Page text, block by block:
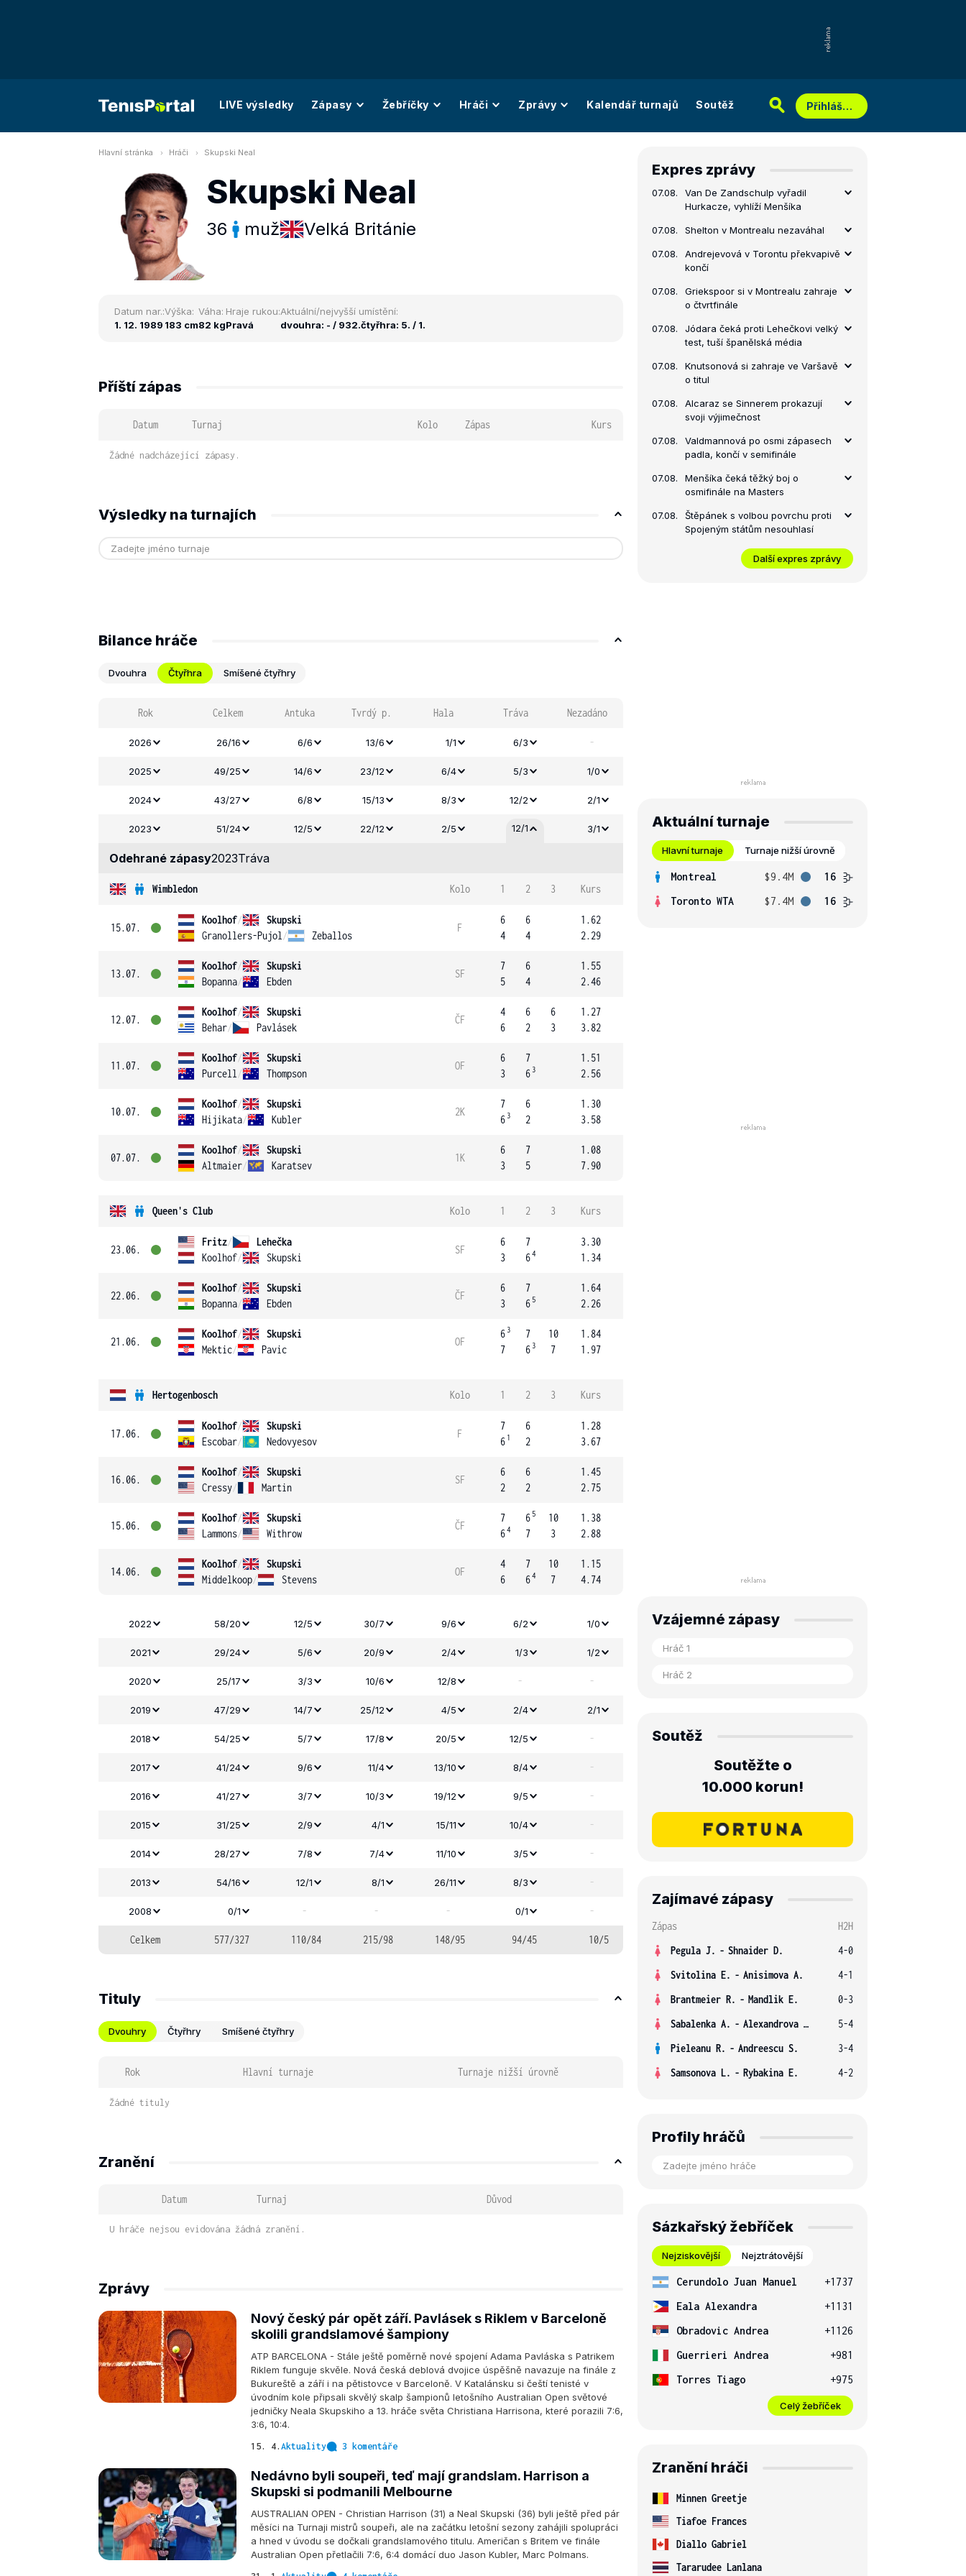
LIVE výsledky Zápasy Žebříčky Hráči Zprávy Kalendář turnajů Soutěž Přihlášení
Hlavní stránka Hráči Skupski Neal
Skupski Neal
36 muž Velká Británie
Datum nar.:
1. 12. 1989
Výška:
183 cm
Váha:
82 kg
Hraje rukou:
Pravá
Aktuální/nejvyšší umístění:
dvouhra: - / 932.čtyřhra: 5. / 1.
Příští zápas
Datum Turnaj Kolo Zápas Kurs
Žádné nadcházející zápasy.
Výsledky na turnajích
Bilance hráče
Dvouhra Čtyřhra Smíšené čtyřhry
Rok Celkem Antuka Tvrdý p. Hala Tráva Nezadáno
2026 26/16 6/6 13/6 1/1 6/3 -
2025 49/25 14/6 23/12 6/4 5/3 1/0
2024 43/27 6/8 15/13 8/3 12/2 2/1
2023 51/24 12/5 22/12 2/5 12/1 3/1
Odehrané zápasy2023Tráva
Wimbledon Kolo 1 2 3 Kurs
15.07.
Koolhof/
Skupski
Granollers-Pujol / Zeballos
F
6
4
6
4
1.62
2.29
13.07.
Koolhof/
Skupski
Bopanna/ Ebden
SF
7
5
6
4
1.55
2.46
12.07.
Koolhof/
Skupski
Behar/ Pavlásek
ČF
4
6
6
2
6
3
1.27
3.82
11.07.
Koolhof/
Skupski
Purcell / Thompson
OF
6
3
7
6 3
1.51
2.56
10.07.
Koolhof/
Skupski
Hijikata/ Kubler
2K
7
6 3
6
2
1.30
3.58
07.07.
Koolhof/
Skupski
Altmaier/ Karatsev
1K
6
3
7
5
1.08
7.90
Queen's Club Kolo 1 2 3 Kurs
23.06.
Fritz/
Lehečka
Koolhof/ Skupski
SF
6
3
7
64
3.30
1.34
22.06.
Koolhof/
Skupski
Bopanna/ Ebden
ČF
6
3
7
6 5
1.64
2.26
21.06.
Koolhof/
Skupski
Mektic/ Pavic
OF
6 3
7
7
6 3
10
7
1.84
1.97
Hertogenbosch Kolo 1 2 3 Kurs
17.06.
Koolhof/
Skupski
Escobar/ Nedovyesov
F
7
6 1
6
2
1.28
3.67
16.06.
Koolhof/
Skupski
Cressy/ Martin
SF
6
2
6
2
1.45
2.75
15.06.
Koolhof/
Skupski
Lammons/ Withrow
ČF
7
64
6 5
7
10
3
1.38
2.88
14.06.
Koolhof/
Skupski
Middelkoop/ Stevens
OF
4
6
7
64
10
7
1.15
4.74
2022 58/20 12/5 30/7 9/6 6/2 1/0
2021 29/24 5/6 20/9 2/4 1/3 1/2
2020 25/17 3/3 10/6 12/8 - -
2019 47/29 14/7 25/12 4/5 2/4 2/1
2018 54/25 5/7 17/8 20/5 12/5 -
2017 41/24 9/6 11/4 13/10 8/4 -
2016 41/27 3/7 10/3 19/12 9/5 -
2015 31/25 2/9 4/1 15/11 10/4 -
2014 28/27 7/8 7/4 11/10 3/5 -
2013 54/16 12/1 8/1 26/11 8/3 -
2008 0/1 - - - 0/1 -
Celkem 577/327 110/84 215/98 148/95 94/45 10/5
Tituly
Dvouhry Čtyřhry Smíšené čtyřhry
Rok Hlavní turnaje Turnaje nižší úrovně
Žádné tituly
Zranění
Datum Turnaj Důvod
U hráče nejsou evidována žádná zranění.
Zprávy
Nový český pár opět září. Pavlásek s Riklem v Barceloně
skolili grandslamové šampiony
ATP BARCELONA - Stále ještě poměrně nové spojení Adama Pavláska s Patrikem
Riklem funguje skvěle. Nová česká deblová dvojice úspěšně navazuje na finále z
Bukureště a září i na pětistovce v Barceloně. V Katalánsku si čeští tenisté v
úvodním kole připsali skvělý skalp šampionů letošního Australian Open světové
jedničky Neala Skupskiho a 13. hráče světa Christiana Harrisona, které porazili 7:6,
3:6, 10:4.
15. 4. Aktuality 3 komentáře
Nedávno byli soupeři, teď mají grandslam. Harrison a
Skupski si podmanili Melbourne
AUSTRALIAN OPEN - Christian Harrison (31) a Neal Skupski (36) byli ještě před pár
měsíci na Turnaji mistrů soupeři, ale na začátku letošní sezony zahájili spolupráci
a hned v úvodu se dočkali grandslamového titulu. Američan s Britem ve finále
Australian Open přetlačili 7:6, 6:4 domácí duo Jason Kubler, Marc Polmans.
Expres zprávy
07.08.
Van De Zandschulp vyřadil
Hurkacze, vyhlíží Menšíka
07.08. Shelton v Montrealu nezaváhal
07.08.
Andrejevová v Torontu překvapivě
končí
07.08.
Griekspoor si v Montrealu zahraje
o čtvrtfinále
07.08.
Jódara čeká proti Lehečkovi velký
test, tuší španělská média
07.08.
Knutsonová si zahraje ve Varšavě
o titul
07.08.
Alcaraz se Sinnerem prokazují
svoji výjimečnost
07.08.
Valdmannová po osmi zápasech
padla, končí v semifinále
07.08.
Menšíka čeká těžký boj o
osmifinále na Masters
07.08.
Štěpánek s volbou povrchu proti
Spojeným státům nesouhlasí
Další expres zprávy
Aktuální turnaje
Hlavní turnaje Turnaje nižší úrovně
Montreal $9.4M
16
Toronto WTA
$7.4M 16
Vzájemné zápasy
Soutěž
Soutěžte o
10.000 korun!
Zajímavé zápasy
Zápas
H2H
Pegula J. - Shnaider D.
4-0
Svitolina E. - Anisimova A.
4-1
Brantmeier R. - Mandlik E.
0-3
Sabalenka A. - Alexandrova E.
5-4
Pieleanu R. - Andreescu S.
3-4
Samsonova L. - Rybakina E. 4-2
Profily hráčů
Sázkařský žebříček
Nejziskovější Nejztrátovější
Cerundolo Juan Manuel
+1737
Eala Alexandra
+1131
Obradovic Andrea
+1126
Guerrieri Andrea
+981
Torres Tiago
+975
Celý žebříček
Zranění hráči
Minnen Greetje
Tiafoe Frances
Diallo Gabriel
Tararudee Lanlana